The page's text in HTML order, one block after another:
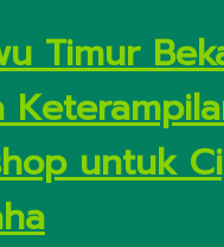
Timur
untuk